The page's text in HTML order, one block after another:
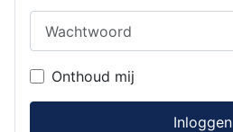
Onthoud mij
Inloggen